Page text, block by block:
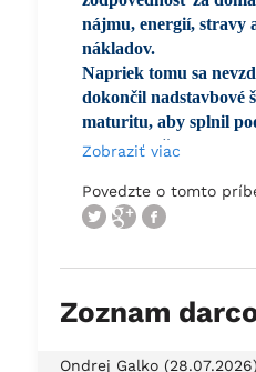
nájmu, energií, stravy
nákladov.
Napriek tomu sa
dokončil nadstavbové
maturitu, aby splnil
na vysokú školu
rodinám v núdzi.
Často pomáha aj nad
pomoc druhým je pre
Je pracovitý,
Chce študovať sociálnu
Zobraziť viac
Povedzte o tomto
Zoznam
Ondrej Galko (28.07.2026)